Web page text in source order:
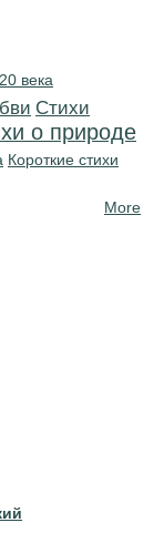
века
Cтихи
о природе
Короткие стихи
More